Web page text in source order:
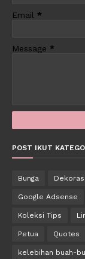
Email *
Message *
POST IKUT
Bunga
Google Adsense
Koleksi Tips
Petua Quotes
kelebihan buah-